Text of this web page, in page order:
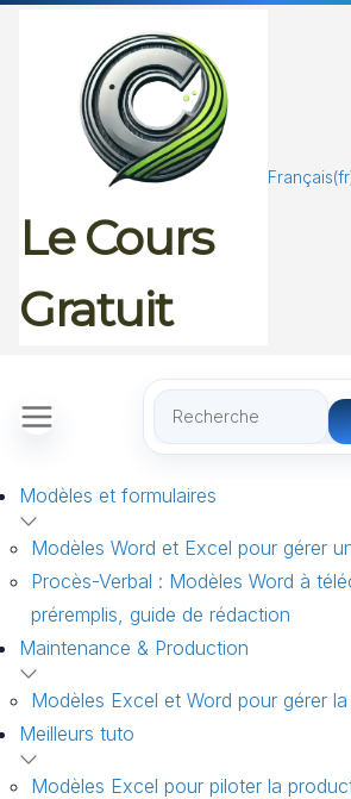
Le Cours
Gratuit
Français
Modèles et formulaires
Modèles Word et Excel pour gérer
Procès-Verbal : Modèles Word à
préremplis, guide de rédaction
Maintenance & Production
Modèles Excel et Word pour gérer
Meilleurs tuto
Modèles Excel pour piloter la